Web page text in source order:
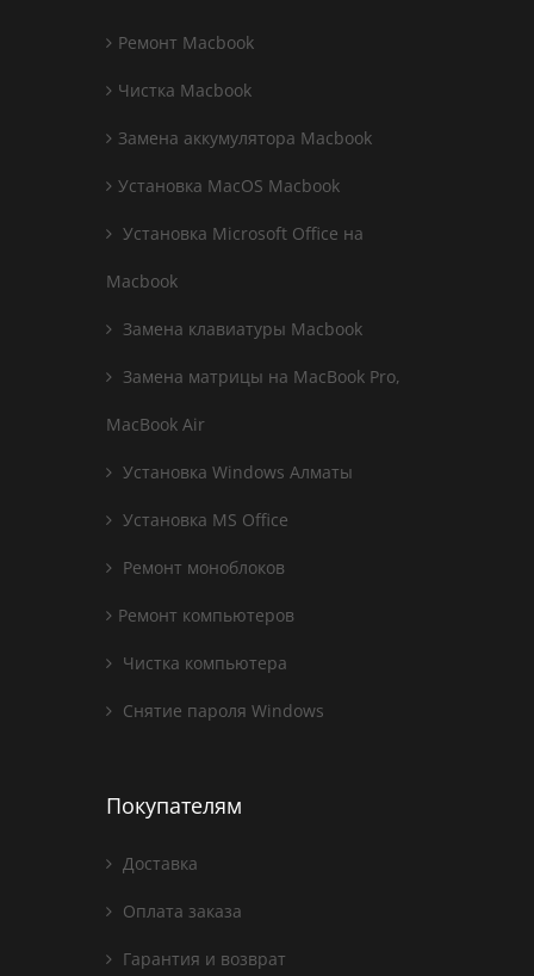
Ремонт Macbook
Чистка Macbook
Замена аккумулятора Macbook
Установка MacOS Macbook
Установка Microsoft Office на
Macbook
Замена клавиатуры Macbook
Замена матрицы на MacBook Pro,
MacBook Air
Установка Windows Алматы
Установка MS Office
Ремонт моноблоков
Ремонт компьютеров
Чистка компьютера
Снятие пароля Windows
Покупателям
Доставка
Оплата заказа
Гарантия и возврат